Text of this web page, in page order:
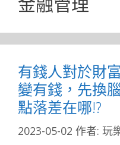
有錢人對於財
變有錢，先換
點落差在哪!?
2023-05-02 作者: 玩